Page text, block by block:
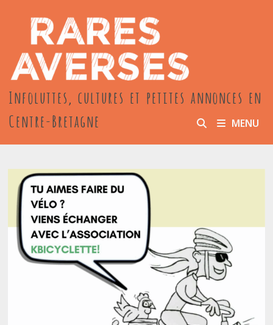
contenu
Infoluttes, cultures et petites annonces en
Centre-Bretagne
MENU